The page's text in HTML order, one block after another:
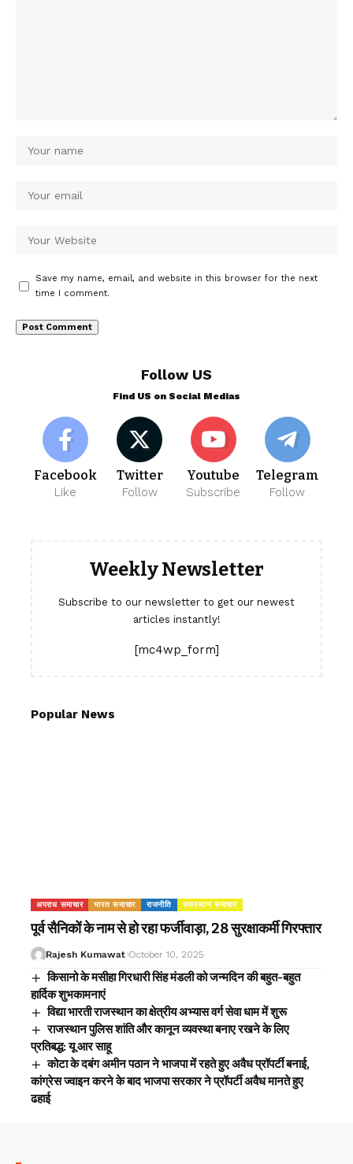
Save my name, email, and website in this browser for the next
time I comment.
Follow US
Find US on Social Medias
Facebook
Like
Twitter
Follow
Youtube
Subscribe
Telegram
Follow
Weekly Newsletter
Subscribe to our newsletter to get our newest
articles instantly!
[mc4wp_form]
Popular News
अपराध समाचार भारत समाचार राजनीति राजस्थान समाचार
पूर्व सैनिकों के नाम से हो रहा फर्जीवाड़ा, 28 सुरक्षाकर्मी गिरफ्तार
Rajesh Kumawat October 10, 2025
किसानो के मसीहा गिरधारी सिंह मंडली को जन्मदिन की बहुत-बहुत
हार्दिक शुभकामनाएं
विद्या भारती राजस्थान का क्षेत्रीय अभ्यास वर्ग सेवा धाम में शुरू
राजस्थान पुलिस शांति और कानून व्यवस्था बनाए रखने के लिए
प्रतिबद्ध: यू आर साहू
कोटा के दबंग अमीन पठान ने भाजपा में रहते हुए अवैध प्रॉपर्टी बनाई,
कांग्रेस ज्वाइन करने के बाद भाजपा सरकार ने प्रॉपर्टी अवैध मानते हुए
ढहाई